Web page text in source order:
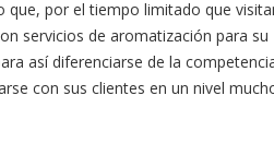
que, por el tiempo limitado que
servicios de aromatización para su
así diferenciarse de la
con sus clientes en un nivel